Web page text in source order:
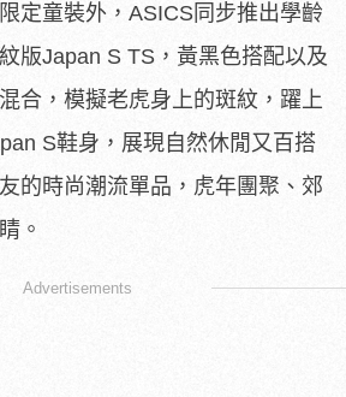
定童裝外，ASICS同步推出學齡
版Japan S TS，黃黑色搭配以及
合，模擬老虎身上的斑紋，躍上
S鞋身，展現自然休閒又百搭
的時尚潮流單品，虎年團聚、郊
。
Advertisements